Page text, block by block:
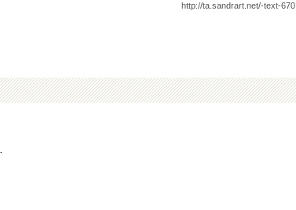
http://ta.sandrart.net/-text-670